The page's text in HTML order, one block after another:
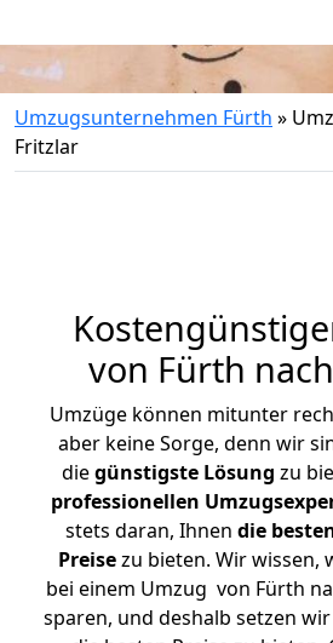
Umzugsunternehmen Fürth »
Fritzlar
von Fürth
Umzüge können mitunter
aber keine Sorge, denn wir
diegünstigste Lösung zu
professionellen
stets daran, Ihnen die
Preisezu bieten. Wir wissen,
bei einem Umzug von Fürth
sparen, und deshalb setzen